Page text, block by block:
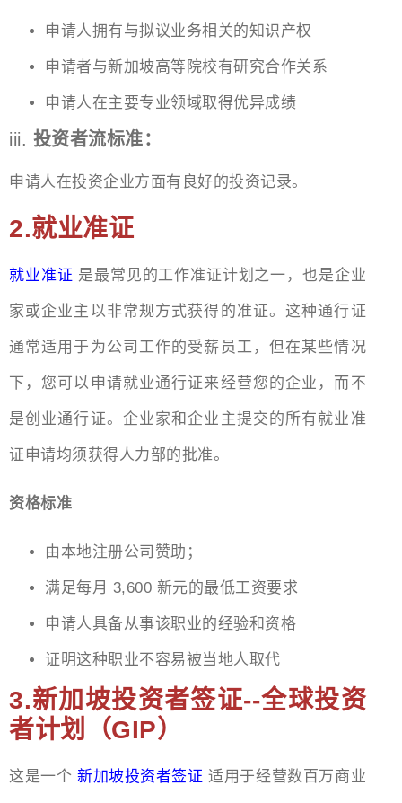
申请人拥有与拟议业务相关的知识产权
申请者与新加坡高等院校有研究合作关系
申请人在主要专业领域取得优异成绩
iii. 投资者流标准：
申请人在投资企业方面有良好的投资记录。
2.就业准证
就业准证 是最常见的工作准证计划之一，也是企业
家或企业主以非常规方式获得的准证。这种通行证
通常适用于为公司工作的受薪员工，但在某些情况
下，您可以申请就业通行证来经营您的企业，而不
是创业通行证。企业家和企业主提交的所有就业准
证申请均须获得人力部的批准。
资格标准
由本地注册公司赞助；
满足每月 3,600 新元的最低工资要求
申请人具备从事该职业的经验和资格
证明这种职业不容易被当地人取代
3.新加坡投资者签证--全球投资
者计划（GIP）
这是一个 新加坡投资者签证 适用于经营数百万商业